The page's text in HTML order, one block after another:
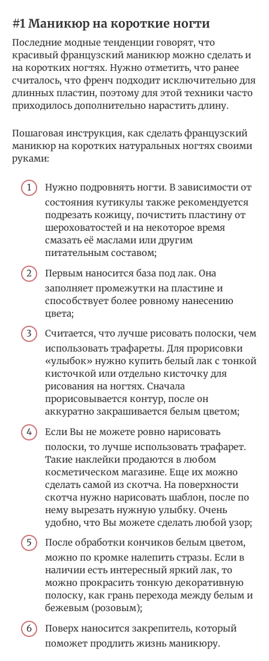
#1 Маникюр на короткие ногти
Последние модные тенденции говорят, что
красивый французский маникюр можно сделать и
на коротких ногтях. Нужно отметить, что ранее
считалось, что френч подходит исключительно для
длинных пластин, поэтому для этой техники часто
приходилось дополнительно нарастить длину.
Пошаговая инструкция, как сделать французский
маникюр на коротких натуральных ногтях своими
руками:
Нужно подровнять ногти. В зависимости от
состояния кутикулы также рекомендуется
подрезать кожицу, почистить пластину от
шероховатостей и на некоторое время
смазать её маслами или другим
питательным составом;
Первым наносится база под лак. Она
заполняет промежутки на пластине и
способствует более ровному нанесению
цвета;
Считается, что лучше рисовать полоски, чем
использовать трафареты. Для прорисовки
«улыбок» нужно купить белый лак с тонкой
кисточкой или отдельно кисточку для
рисования на ногтях. Сначала
прорисовывается контур, после он
аккуратно закрашивается белым цветом;
Если Вы не можете ровно нарисовать
полоски, то лучше использовать трафарет.
Такие наклейки продаются в любом
косметическом магазине. Еще их можно
сделать самой из скотча. На поверхности
скотча нужно нарисовать шаблон, после по
нему вырезать нужную улыбку. Очень
удобно, что Вы можете сделать любой узор;
После обработки кончиков белым цветом,
можно по кромке налепить стразы. Если в
наличии есть интересный яркий лак, то
можно прокрасить тонкую декоративную
полоску, как грань перехода между белым и
бежевым (розовым);
Поверх наносится закрепитель, который
поможет продлить жизнь маникюру.